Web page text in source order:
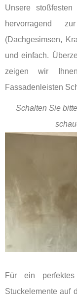
Unsere
hervorragend
(Dachgesimsen,
und einfach.
zeigen wir
Fassadenleisten
Schalten Sie
Für ein
Stuckelemente auf